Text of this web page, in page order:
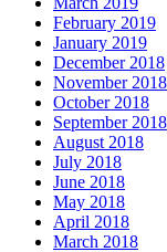
February 2019
January 2019
December 2018
November 2018
October 2018
September 2018
August 2018
July 2018
June 2018
May 2018
April 2018
March 2018